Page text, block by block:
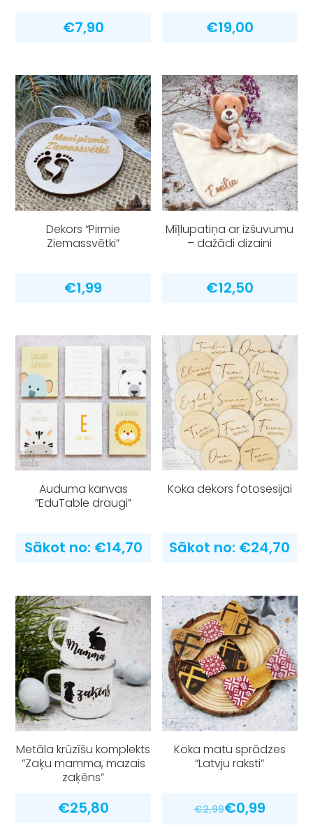
€7,90 €19,00
Dekors “Pirmie
Ziemassvētki”
€1,99
Mīļlupatiņa ar izšuvumu
– dažādi dizaini
€12,50
Auduma kanvas
”EduTable draugi”
Sākot no: €14,70
Koka dekors fotosesijai
Sākot no: €24,70
Metāla krūzīšu komplekts
”Zaķu mamma, mazais
zaķēns”
€25,80
Koka matu sprādzes
“Latvju raksti”
€2,99€0,99